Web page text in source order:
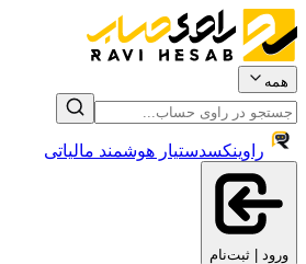
همه
راوینکسدستیار هوشمند مالیاتی
ورود | ثبت‌نام